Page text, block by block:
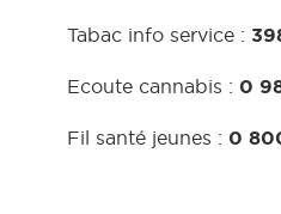
Tabac info service :
Ecoute cannabis : 0
Fil santé jeunes : 0